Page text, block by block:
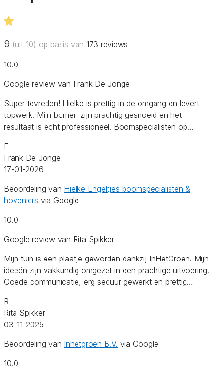
9 (uit 10) op basis van 173 reviews
10.0
Google review van Frank De Jonge
Super tevreden! Hielke is prettig in de omgang en levert
topwerk. Mijn bomen zijn prachtig gesnoeid en het
resultaat is echt professioneel. Boomspecialisten op…
F
Frank De Jonge
17-01-2026
Beoordeling van Hielke Engeltjes boomspecialisten &
hoveniers via Google
10.0
Google review van Rita Spikker
Mijn tuin is een plaatje geworden dankzij InHetGroen. Mijn
ideeën zijn vakkundig omgezet in een prachtige uitvoering.
Goede communicatie, erg secuur gewerkt en prettig…
R
Rita Spikker
03-11-2025
Beoordeling van Inhetgroen B.V. via Google
10.0